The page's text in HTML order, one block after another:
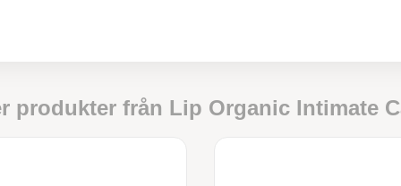
produkter från Lip Organic Intimate